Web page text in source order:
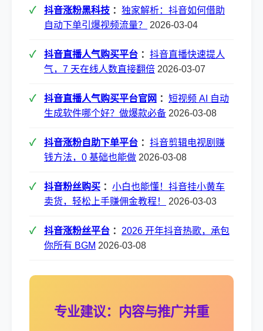
抖音涨粉黑科技 ： 独家解析：抖音如何借助
自动下单引爆视频流量？
2026-03-04
抖音直播人气购买平台 ： 抖音直播快速提人
气，7 天在线人数直接翻倍 2026-03-07
抖音直播人气购买平台官网 ： 短视频 AI 自动
生成软件哪个好？做爆款必备 2026-03-08
抖音涨粉自助下单平台 ： 抖音剪辑电视剧赚
钱方法，0 基础也能做 2026-03-08
抖音粉丝购买 ： 小白也能懂！抖音挂小黄车
卖货，轻松上手赚佣金教程！
2026-03-03
抖音涨粉丝平台 ： 2026 开年抖音热歌，承包
你所有 BGM 2026-03-08
专业建议：内容与推广并重